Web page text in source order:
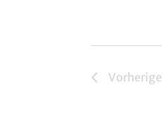
Vorherige